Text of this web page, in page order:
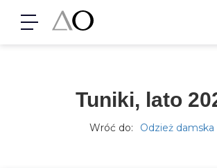
Tuniki, lato
Wróć do: Odzież damska